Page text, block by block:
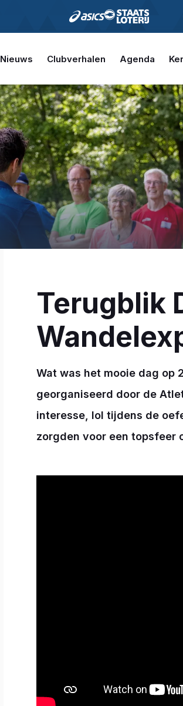
Nieuws Clubverhalen Agenda
Terugblik
Wat was het mooie dag op
georganiseerd door de
interesse, lol tijdens de
zorgden voor een topsfeer